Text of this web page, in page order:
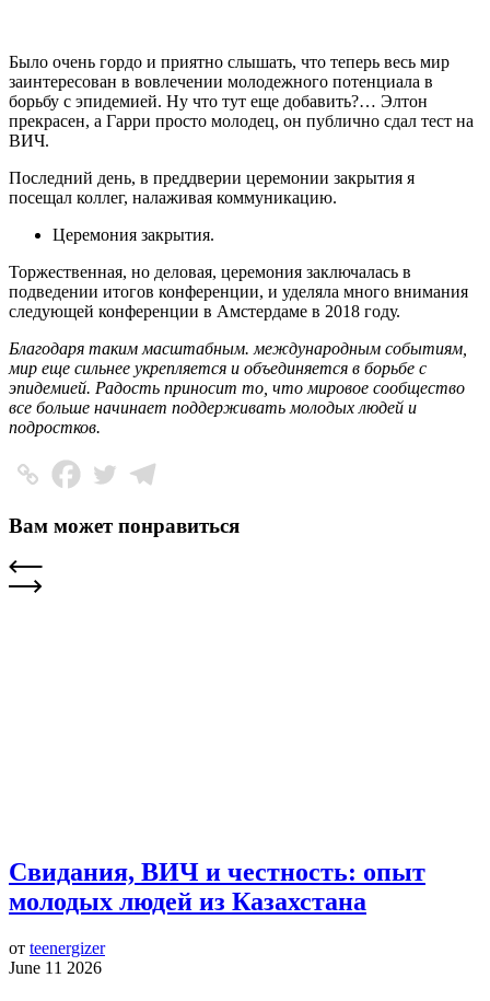
Было очень гордо и приятно слышать, что теперь весь мир
заинтересован в вовлечении молодежного потенциала в
борьбу с эпидемией. Ну что тут еще добавить?… Элтон
прекрасен, а Гарри просто молодец, он публично сдал тест на
ВИЧ.
Последний день, в преддверии церемонии закрытия я
посещал коллег, налаживая коммуникацию.
Церемония закрытия.
Торжественная, но деловая, церемония заключалась в
подведении итогов конференции, и уделяла много внимания
следующей конференции в Амстердаме в 2018 году.
Благодаря таким масштабным. международным событиям,
мир еще сильнее укрепляется и объединяется в борьбе с
эпидемией. Радость приносит то, что мировое сообщество
все больше начинает поддерживать молодых людей и
подростков.
Вам может понравиться
Свидания, ВИЧ и честность: опыт
молодых людей из Казахстана
от teenergizer
June 11 2026